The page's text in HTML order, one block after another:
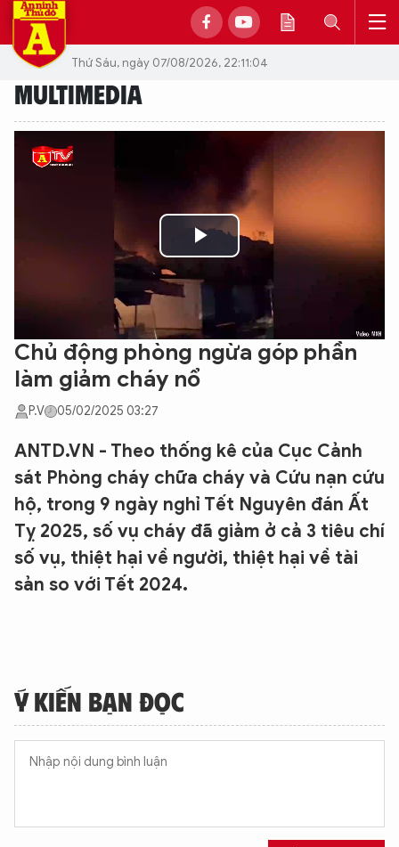
Thứ Sáu, ngày 07/08/2026, 22:11:04
MULTIMEDIA
Play
Video
Chủ động phòng ngừa góp phần
làm giảm cháy nổ
P.V 05/02/2025 03:27
ANTD.VN - Theo thống kê của Cục Cảnh
sát Phòng cháy chữa cháy và Cứu nạn cứu
hộ, trong 9 ngày nghỉ Tết Nguyên đán Ất
Tỵ 2025, số vụ cháy đã giảm ở cả 3 tiêu chí
số vụ, thiệt hại về người, thiệt hại về tài
sản so với Tết 2024.
Ý KIẾN BẠN ĐỌC